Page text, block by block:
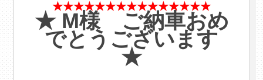
★★★★★★★★★★★★★★★
★ M様 ご納車おめ
でとうございます
★